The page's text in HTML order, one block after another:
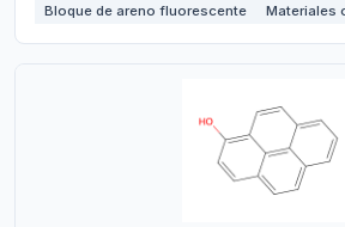
Bloque de areno fluorescente
Materiales